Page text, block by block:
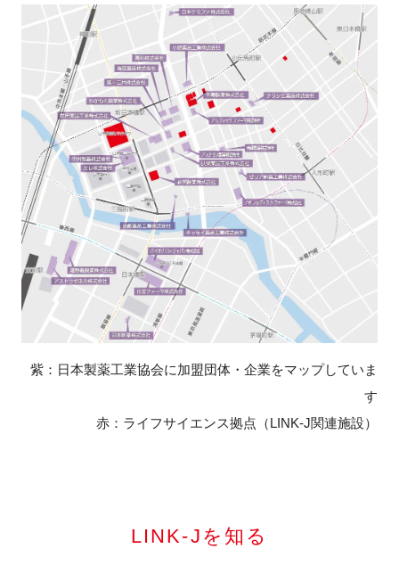
閉じる
紫：日本製薬工業協会に加盟団体・企業をマップしていま
す
赤：ライフサイエンス拠点（LINK-J関連施設）
LINK-Jを知る